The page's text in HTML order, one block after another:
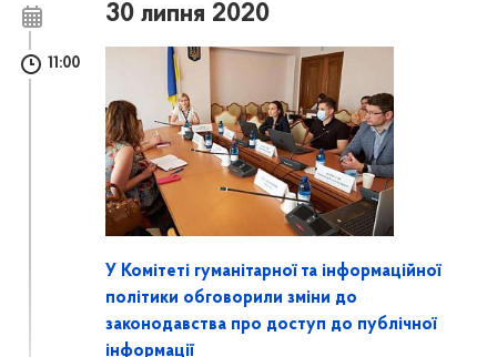
30 липня 2020
11:00
У Комітеті гуманітарної та інформаційної
політики обговорили зміни до
законодавства про доступ до публічної
інформації